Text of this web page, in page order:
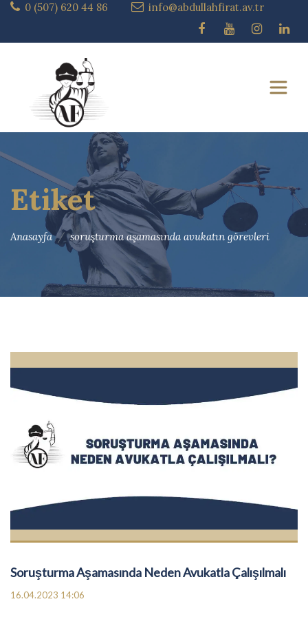
0 (507) 620 44 86 info@abdullahfirat.av.tr
Etiket
Anasayfa soruşturma aşamasında avukatın görevleri
Soruşturma Aşamasında Neden Avukatla Çalışılmalı
16.04.2023 14:06